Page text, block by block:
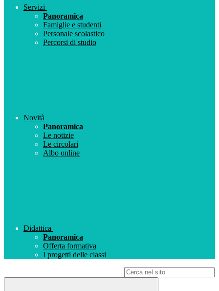
Servizi
Panoramica
Famiglie e studenti
Personale scolastico
Percorsi di studio
Novità
Panoramica
Le notizie
Le circolari
Albo online
Didattica
Panoramica
Offerta formativa
I progetti delle classi